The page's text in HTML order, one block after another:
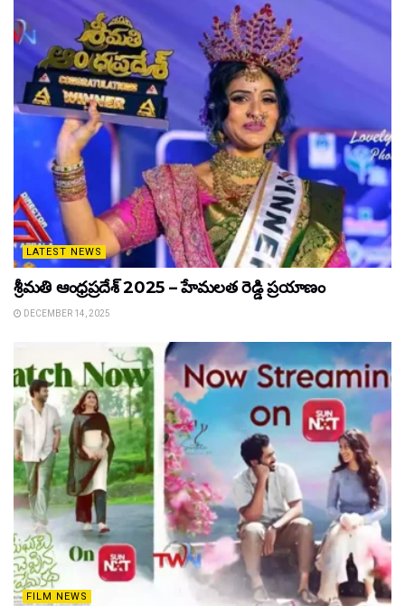
LATEST NEWS
శ్రీమతి ఆంధ్రప్రదేశ్ 2025 – హేమలత రెడ్డి ప్రయాణం
DECEMBER 14, 2025
FILM NEWS